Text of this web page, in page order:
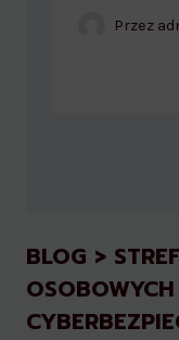
Przez
BLOG >